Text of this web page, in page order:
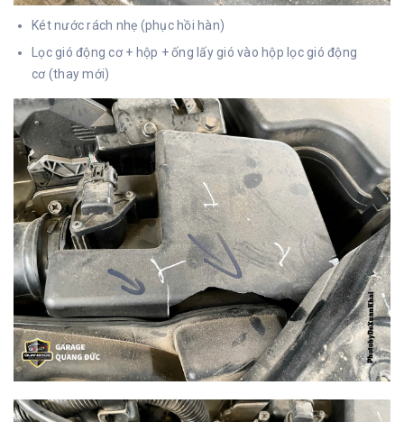
Két nước rách nhẹ (phục hồi hàn)
Lọc gió động cơ + hộp + ống lấy gió vào hộp lọc gió động
cơ (thay mới)